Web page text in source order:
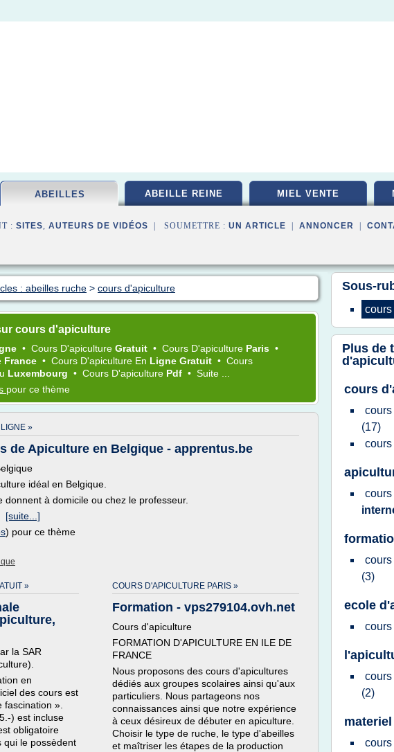
ABEILLES ABEILLE REINE MIEL VENTE
: SITES, AUTEURS DE VIDÉOS | SOUMETTRE : UN ARTICLE ANNONCER
: abeilles ruche > cours d'apiculture
cours d'apiculture
• Cours D'apiculture Gratuit • Cours D'apiculture Paris •
France • Cours D'apiculture En Ligne Gratuit • Cours
Luxembourg • Cours D'apiculture Pdf • Suite ...
pour ce thème
»
de Apiculture en Belgique - apprentus.be
idéal en Belgique.
donnent à domicile ou chez le professeur.
[suite...]
) pour ce thème
»
la SAR
en
des cours est
fascination ».
) est incluse
obligatoire
qui le possèdent
COURS D'APICULTURE PARIS »
Formation - vps279104.ovh.net
Cours d'apiculture
FORMATION D'APICULTURE EN ILE DE
FRANCE
Nous proposons des cours d'apicultures
dédiés aux groupes scolaires ainsi qu'aux
particuliers. Nous partageons nos
connaissances ainsi que notre expérience
à ceux désireux de débuter en apiculture.
Choisir le type de ruche, le type d'abeilles
et maîtriser les étapes de la production
Sous-
Plus de
cours
(17)
(3)
ecole
(2)